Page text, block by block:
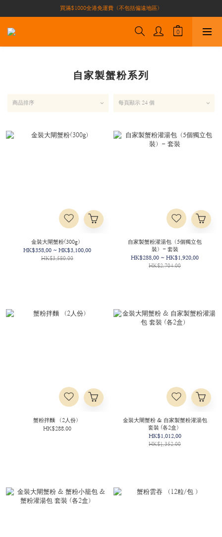
買滿$1000全港免運費（不包括偏遠地區）
買滿$1000全港免運費（不包括偏遠地區）
加入會員即有10積分 （積分可作現金下次使用）| 全港免運費🚚
自家製蟹粉系列
商品排序 每頁顯示 24 個
金裝大閘蟹粉(300g）
HK$358.00 ~ HK$3,100.00
HK$3,580.00
自家製蟹粉灌湯包（5個獨立包
裝）- 套裝
HK$288.00 ~ HK$1,920.00
HK$2,704.00
蟹粉拌麵 （2人份）
HK$288.00
金裝大閘蟹粉 & 自家製蟹粉灌湯包
套裝 (各2盒）
HK$1,012.00
HK$1,352.00